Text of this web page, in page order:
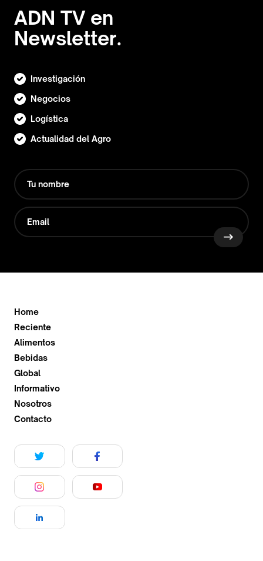
ADN TV en
Newsletter.
Investigación
Negocios
Logística
Actualidad del Agro
Home
Reciente
Alimentos
Bebidas
Global
Informativo
Nosotros
Contacto